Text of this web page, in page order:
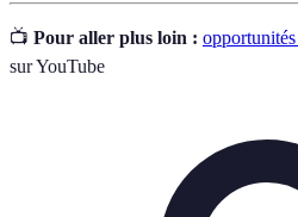
📺 Pour aller plus loin :
sur YouTube